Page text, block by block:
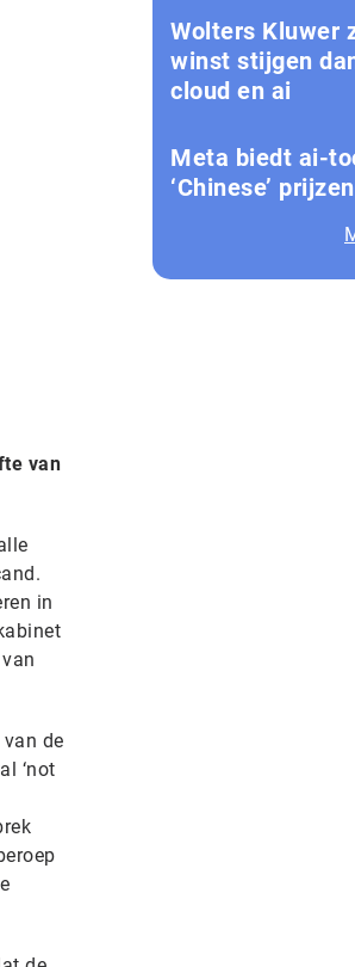
van
in
de
‘not
Wolters Kluwer
winst stijgen
cloud en ai
Meta biedt ai-
‘Chinese’ prijzen